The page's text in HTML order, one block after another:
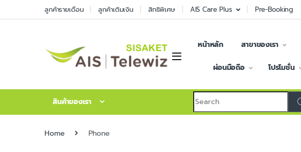
ลูกค้ารายเดือน ลูกค้าเติมเงิน สิทธิพิเศษ AIS Care Plus Pre-Booking
หน้าหลัก สาขาของเรา
ผ่อนมือถือ โปรโมชั่น
สินค้าของเรา
Home Phone